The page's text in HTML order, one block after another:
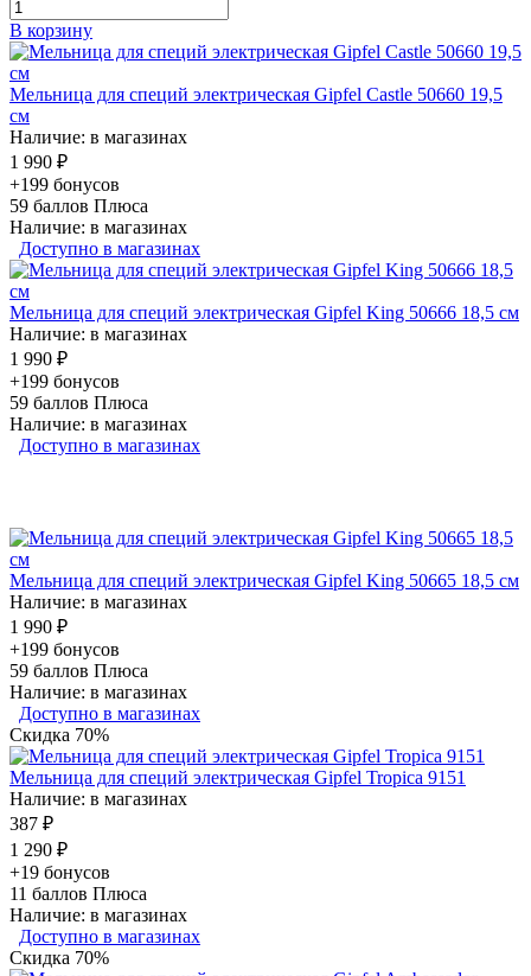
В корзину
Мельница для специй электрическая Gipfel Castle 50660 19,5
см
Наличие: в магазинах
1 990 ₽
+199 бонусов
59 баллов Плюса
Наличие: в магазинах
Доступно в магазинах
Мельница для специй электрическая Gipfel King 50666 18,5 см
Наличие: в магазинах
1 990 ₽
+199 бонусов
59 баллов Плюса
Наличие: в магазинах
Доступно в магазинах
Мельница для специй электрическая Gipfel King 50665 18,5 см
Наличие: в магазинах
1 990 ₽
+199 бонусов
59 баллов Плюса
Наличие: в магазинах
Доступно в магазинах
Скидка 70%
Мельница для специй электрическая Gipfel Tropica 9151
Наличие: в магазинах
387 ₽
1 290 ₽
+19 бонусов
11 баллов Плюса
Наличие: в магазинах
Доступно в магазинах
Скидка 70%